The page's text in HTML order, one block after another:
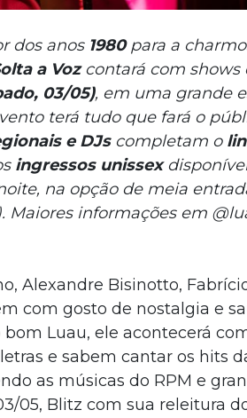
dos anos 1980 para a
a Vozcontará com shows
03/05), em uma grande
terá tudo que fará o
e DJs completam o
ingressos unissex
na opção de meia
Maiores informações em
Alexandre Bisinotto,
com gosto de nostalgia e
Luau, ele acontecerá
e sabem cantar os hits
as músicas do RPM e
05, Blitz com sua releitura